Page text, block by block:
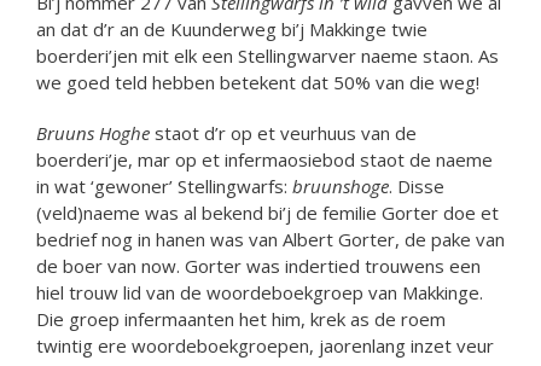
an dat d’r an de Kuunderweg bi’j Makkinge twie
boerderi’jen mit elk een Stellingwarver naeme staon. As
we goed teld hebben betekent dat 50% van die weg!
Bruuns Hoghe staot d’r op et veurhuus van de
boerderi’je, mar op et infermaosiebod staot de naeme
in wat ‘gewoner’ Stellingwarfs: bruunshoge. Disse
(veld)naeme was al bekend bi’j de femilie Gorter doe et
bedrief nog in hanen was van Albert Gorter, de pake van
de boer van now. Gorter was indertied trouwens een
hiel trouw lid van de woordeboekgroep van Makkinge.
Die groep infermaanten het him, krek as de roem
twintig ere woordeboekgroepen, jaorenlang inzet veur